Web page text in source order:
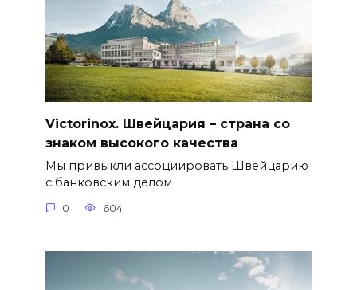
Victorinox. Швейцария – страна со
знаком высокого качества
Мы привыкли ассоциировать Швейцарию
с банковским делом
0 604